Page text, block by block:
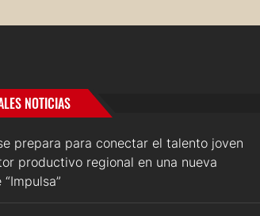
NOTICIAS
prepara para conectar el talento joven
productivo regional en una nueva